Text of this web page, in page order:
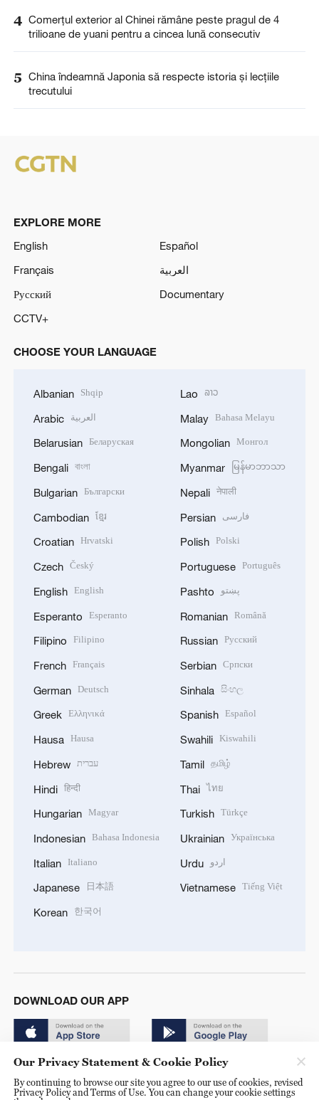
4 Comerțul exterior al Chinei rămâne peste pragul de 4
trilioane de yuani pentru a cincea lună consecutiv
5 China îndeamnă Japonia să respecte istoria și lecțiile
trecutului
EXPLORE MORE
English
Español
Français
العربية
Русский
Documentary
CCTV+
CHOOSE YOUR LANGUAGE
Albanian Shqip
Arabic العربية
Belarusian Беларуская
Bengali বাংলা
Bulgarian Български
Cambodian ខ្មែរ
Croatian Hrvatski
Czech Český
English English
Esperanto Esperanto
Filipino Filipino
French Français
German Deutsch
Greek Ελληνικά
Hausa Hausa
Hebrew עברית
Hindi हिन्दी
Hungarian Magyar
Indonesian Bahasa Indonesia
Italian Italiano
Japanese 日本語
Korean 한국어
Lao ລາວ
Malay Bahasa Melayu
Mongolian Монгол
Myanmar မြန်မာဘာသာ
Nepali नेपाली
Persian فارسی
Polish Polski
Portuguese Português
Pashto پښتو
Romanian Română
Russian Русский
Serbian Српски
Sinhala සිංහල
Spanish Español
Swahili Kiswahili
Tamil தமிழ்
Thai ไทย
Turkish Türkçe
Ukrainian Українська
Urdu اردو
Vietnamese Tiếng Việt
DOWNLOAD OUR APP
Our Privacy Statement & Cookie Policy
By continuing to browse our site you agree to our use of cookies, revised
Privacy Policy and Terms of Use. You can change your cookie settings